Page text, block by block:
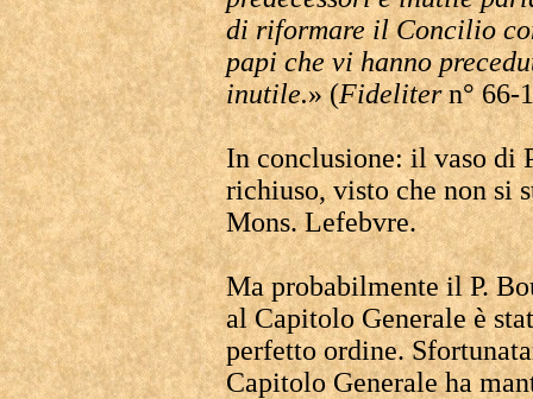
di riformare il Concilio
papi che vi hanno
inutile.» (Fidelitern° 66-
In conclusione: il vaso di
richiuso, visto che non si
Mons. Lefebvre.
Ma probabilmente il P.
al Capitolo Generale è
perfetto ordine.
Capitolo Generale ha